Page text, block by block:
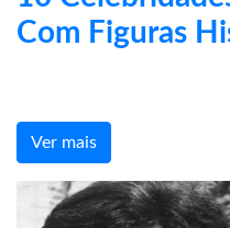
Com Figuras
Ver mais